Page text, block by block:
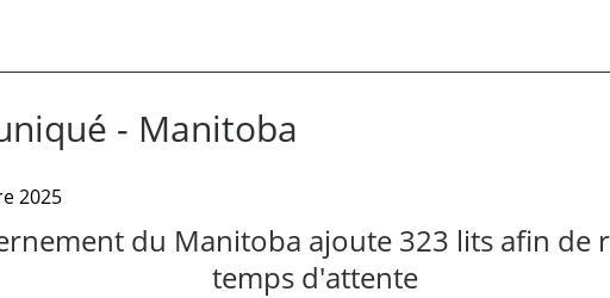
- Manitoba
2025
du Manitoba ajoute 323 lits afin de
temps d'attente